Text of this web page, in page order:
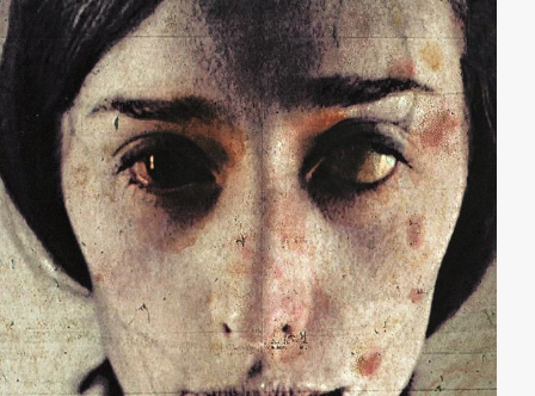
einen scheinbar narrensicheren Plan: Sie inszenieren
die Entführung von Alexandra, damit Clarence als ihr
strahlender Retter in Erscheinung treten kann. Als
dann einer der falschen Kidnapper versehentlich
getötet wird, muss Clarence plötzlich Alexandra
wirklich retten…